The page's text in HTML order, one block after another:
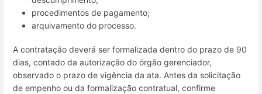
procedimentos de pagamento;
arquivamento do processo.
A contratação deverá ser formalizada dentro do prazo de 90
dias, contado da autorização do órgão gerenciador,
observado o prazo de vigência da ata. Antes da solicitação
de empenho ou da formalização contratual, confirme